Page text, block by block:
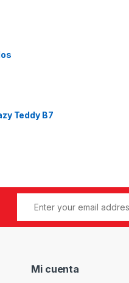
Teddy B7
Mi cuenta